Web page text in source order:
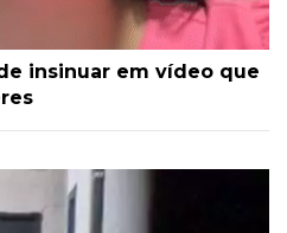
insinuar em vídeo que